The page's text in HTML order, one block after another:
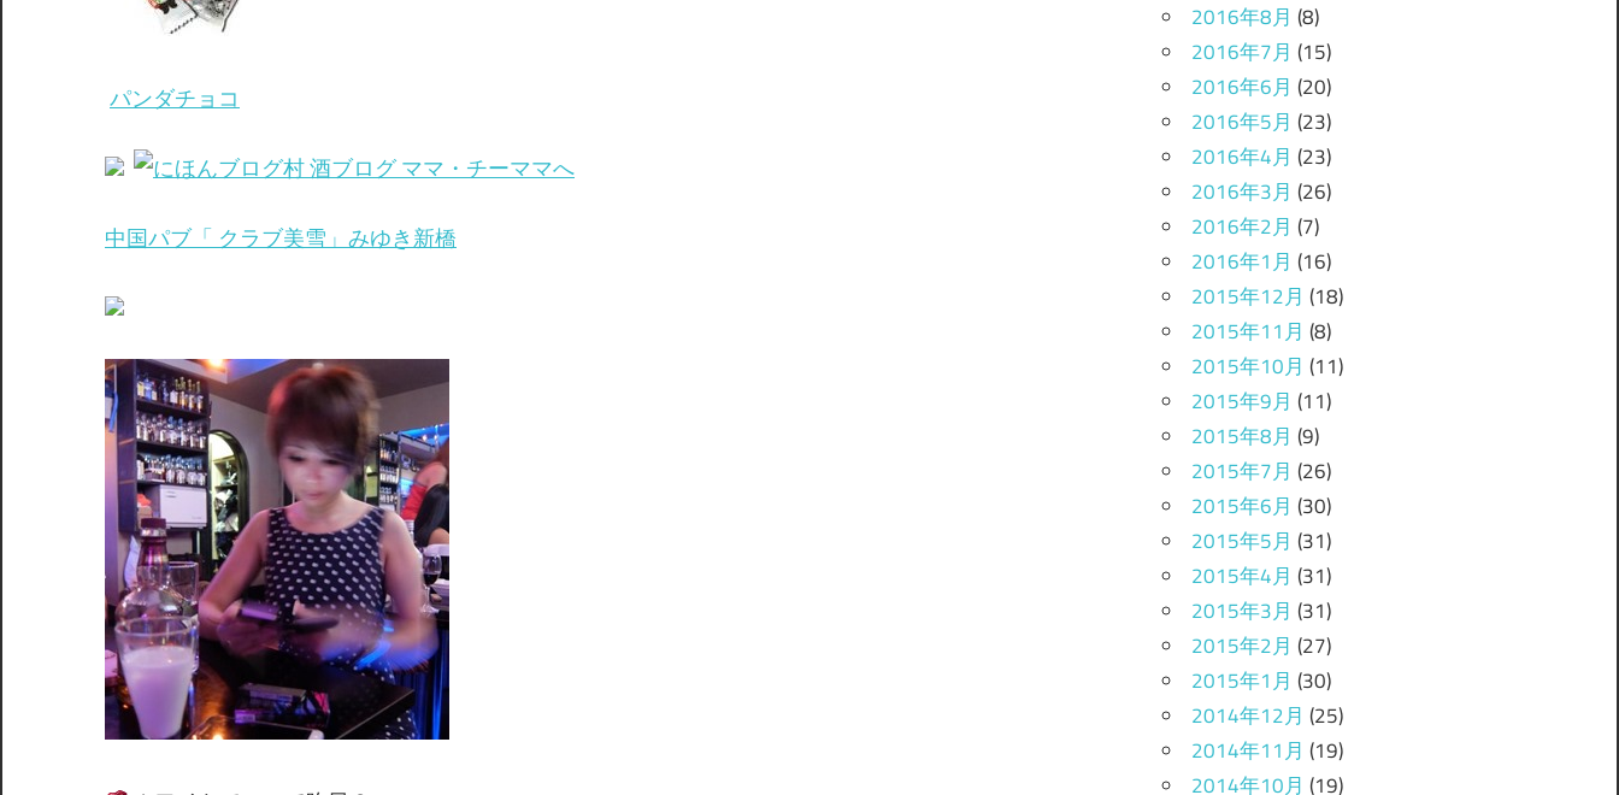
パンダチョコ
中国パブ「 クラブ美雪」みゆき新橋
2016年8月 (8)
2016年7月 (15)
2016年6月 (20)
2016年5月 (23)
2016年4月 (23)
2016年3月 (26)
2016年2月 (7)
2016年1月 (16)
2015年12月 (18)
2015年11月 (8)
2015年10月 (11)
2015年9月 (11)
2015年8月 (9)
2015年7月 (26)
2015年6月 (30)
2015年5月 (31)
2015年4月 (31)
2015年3月 (31)
2015年2月 (27)
2015年1月 (30)
2014年12月 (25)
2014年11月 (19)
2014年10月 (19)